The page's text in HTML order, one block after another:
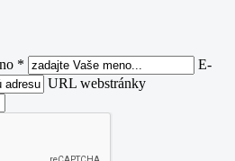
*
E-
URL webstránky